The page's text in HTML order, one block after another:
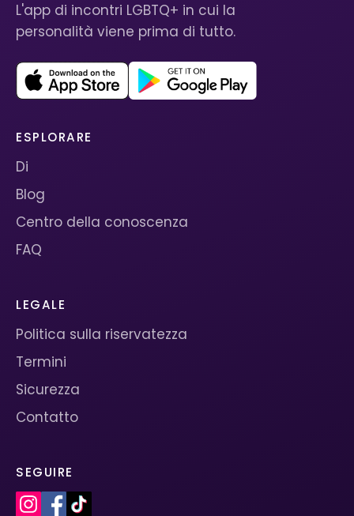
L'app di incontri LGBTQ+ in cui la
personalità viene prima di tutto.
ESPLORARE
Di
Blog
Centro della conoscenza
FAQ
LEGALE
Politica sulla riservatezza
Termini
Sicurezza
Contatto
SEGUIRE